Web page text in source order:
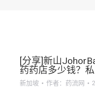
[分享]新山
药药店多少钱？
新加坡 作者： 药流网